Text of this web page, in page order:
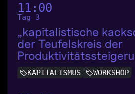
11:00
Tag 3
„kapitalistische
der Teufelskreis der
KAPITALISMUS WORKSHOP